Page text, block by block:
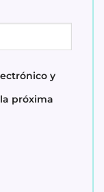
y
próxima